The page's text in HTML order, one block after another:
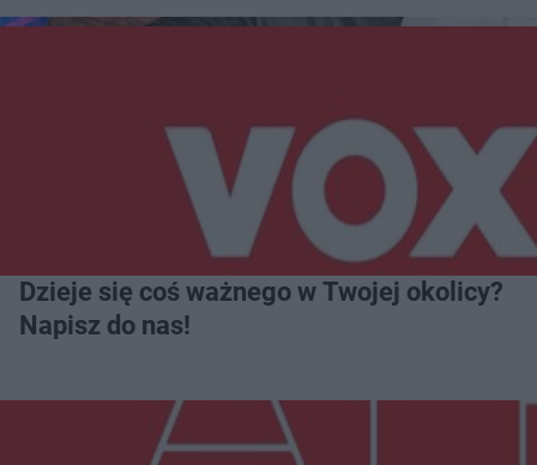
Dzieje się coś ważnego w Twojej okolicy?
Napisz do nas!
Więcej